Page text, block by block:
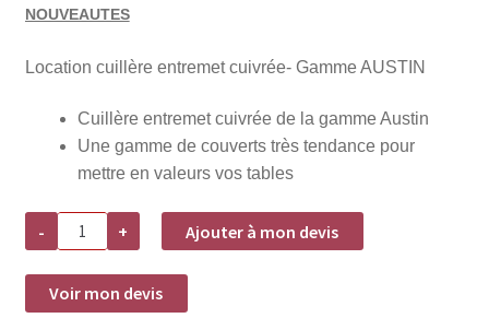
NOUVEAUTES
Location cuillère entremet cuivrée- Gamme AUSTIN
Cuillère entremet cuivrée de la gamme Austin
Une gamme de couverts très tendance pour
mettre en valeurs vos tables
-
quantité
Cuillère
entremet
cuivrée
+ Ajouter à mon devis
Voir mon devis